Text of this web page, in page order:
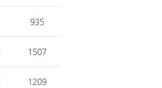
935
1507
1209